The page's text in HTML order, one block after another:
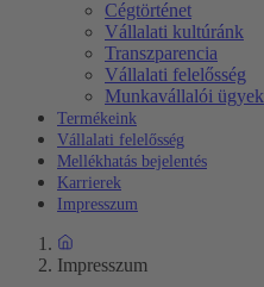
Cégtörténet
Vállalati kultúránk
Transzparencia
Vállalati felelősség
Munkavállalói ügyek
Termékeink
Vállalati felelősség
Mellékhatás bejelentés
Karrierek
Impresszum
Impresszum